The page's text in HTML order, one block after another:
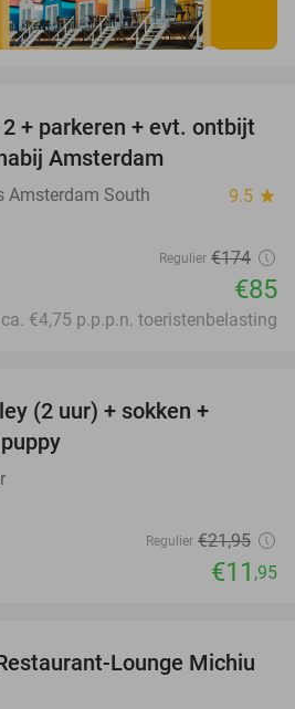
51%
+ parkeren + evt. ontbijt
Amsterdam
Amsterdam South 9.5 star
Regulier €174
€85
€4,75 p.p.p.n. toeristenbelasting
(2 uur) + sokken +
Regulier €21,95
€11 ,95
26%
Lounge Michiu